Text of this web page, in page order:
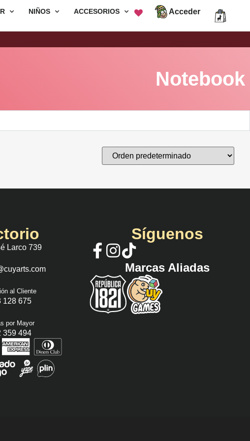
NIÑOS ACCESORIOS Acceder
Notebook
Larco 739
al Cliente
128 675
por Mayor
359 494
Síguenos
Marcas Aliadas